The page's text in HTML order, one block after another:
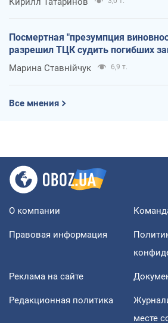
Посмертная "презумпция
разрешил ТЦК судить погибших
Марина Ставнійчук 6,9 т.
Все мнения
О компании
Правовая информация
Реклама на сайте
Редакционная политика
месте